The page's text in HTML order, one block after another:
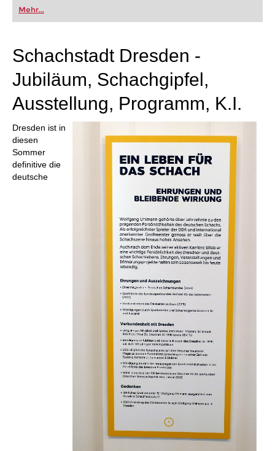
oder bereits auf Turnierniveau spielen: Mit
FRITZ trainieren Sie effizienter, intelligenter und
individueller als je zuvor.
Mehr...
Schachstadt Dresden -
Jubiläum, Schachgipfel,
Ausstellung, Programm, K.I.
Dresden ist in
diesen
Sommer
definitive die
deutsche